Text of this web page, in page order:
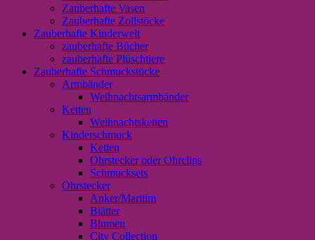
Zauberhafte Vasen
Zauberhafte Zollstöcke
Zauberhafte Kinderwelt
zauberhafte Bücher
zauberhafte Plüschtiere
Zauberhafte Schmuckstücke
Armbänder
Weihnachtsarmbänder
Ketten
Weihnachtsketten
Kinderschmuck
Ketten
Ohrstecker oder Ohrclips
Schmucksets
Ohrstecker
Anker/Maritim
Blätter
Blumen
City Collection